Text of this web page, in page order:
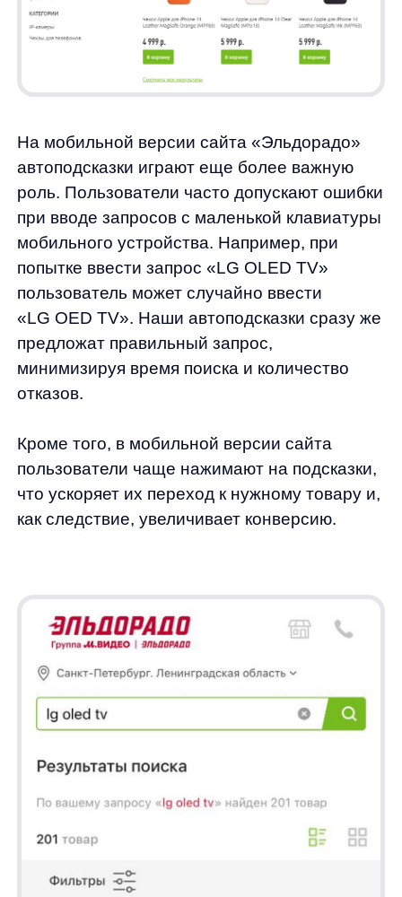
Уникальные особенности UX
автоподсказок
На сайте «Эльдорадо» автоподсказки
включают в себя следующие блоки:
История поиска:Если пользователь ранее
искал «Samsung», он увидит этот запрос
Часто ищут:Пользователю могут быть
показаны популярные запросы — «Ноутбуки
для работы» или «Телевизоры 4K».
популярных брендов, таких как «Sony», «LG»
или «Apple», что упростит выбор и ускорит